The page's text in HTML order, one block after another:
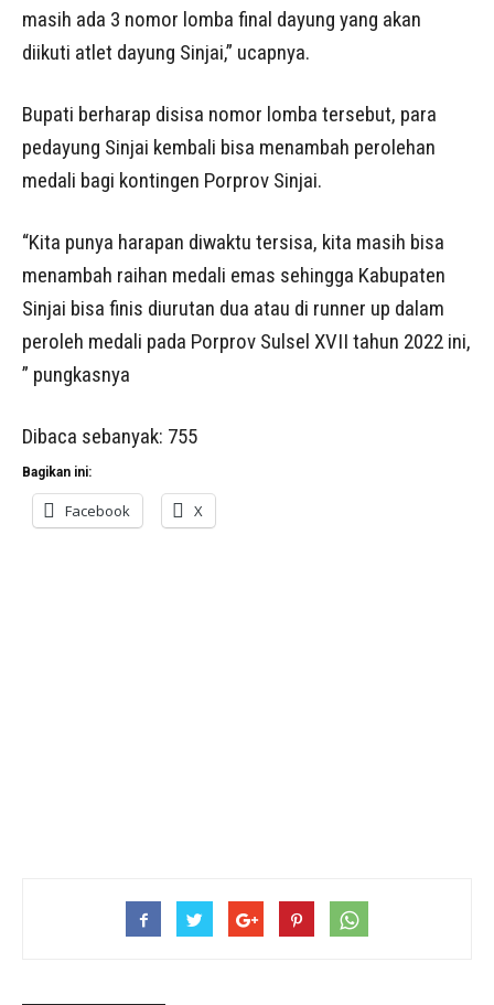
masih ada 3 nomor lomba final dayung yang akan
diikuti atlet dayung Sinjai,” ucapnya.
Bupati berharap disisa nomor lomba tersebut, para
pedayung Sinjai kembali bisa menambah perolehan
medali bagi kontingen Porprov Sinjai.
“Kita punya harapan diwaktu tersisa, kita masih bisa
menambah raihan medali emas sehingga Kabupaten
Sinjai bisa finis diurutan dua atau di runner up dalam
peroleh medali pada Porprov Sulsel XVII tahun 2022 ini,
” pungkasnya
Dibaca sebanyak: 755
Bagikan ini:
Facebook X